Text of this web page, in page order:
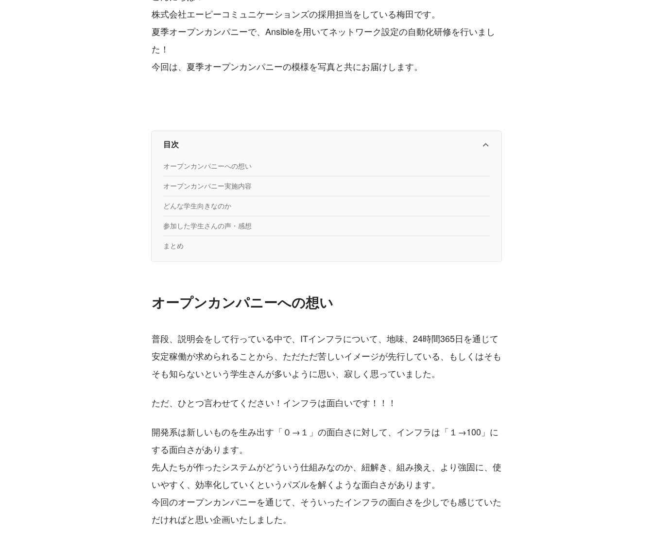
株式会社エーピーコミュニケーションズの採用担当をしている梅田です。
夏季オープンカンパニーで、Ansibleを用いてネットワーク設定の自動化研修を行いまし
た！
今回は、夏季オープンカンパニーの模様を写真と共にお届けします。
目次
オープンカンパニーへの想い
オープンカンパニー実施内容
どんな学生向きなのか
参加した学生さんの声・感想
まとめ
オープンカンパニーへの想い
普段、説明会をして行っている中で、ITインフラについて、地味、24時間365日を通じて
安定稼働が求められることから、ただただ苦しいイメージが先行している、もしくはそも
そも知らないという学生さんが多いように思い、寂しく思っていました。
ただ、ひとつ言わせてください！インフラは面白いです！！！
開発系は新しいものを生み出す「０→１」の面白さに対して、インフラは「１→100」に
する面白さがあります。
先人たちが作ったシステムがどういう仕組みなのか、紐解き、組み換え、より強固に、使
いやすく、効率化していくというパズルを解くような面白さがあります。
今回のオープンカンパニーを通じて、そういったインフラの面白さを少しでも感じていた
だければと思い企画いたしました。